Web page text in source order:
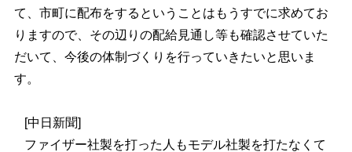
て、市町に配布をするということはもうすでに求めてお
りますので、その辺りの配給見通し等も確認させていた
だいて、今後の体制づくりを行っていきたいと思いま
す。
[中日新聞]
ファイザー社製を打った人もモデル社製を打たなくて